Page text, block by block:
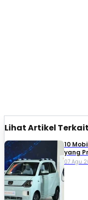
Lihat Artikel Terkait
10
yang
07 Agu